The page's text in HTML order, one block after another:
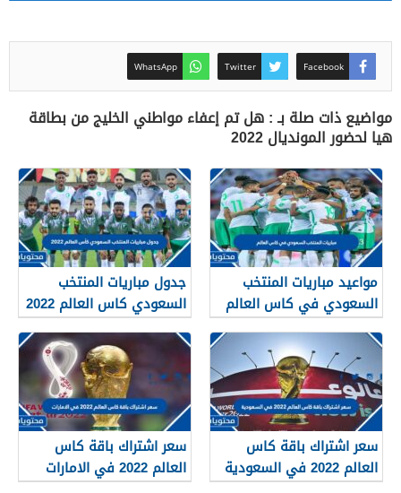
Facebook
Twitter
WhatsApp
مواضيع ذات صلة بـ : هل تم إعفاء مواطني الخليج من بطاقة
هيا لحضور المونديال 2022
مواعيد مباريات المنتخب
السعودي في كاس العالم
قطر 2022
جدول مباريات المنتخب
السعودي كاس العالم 2022
سعر اشتراك باقة كاس
العالم 2022 في السعودية
سعر اشتراك باقة كاس
العالم 2022 في الامارات